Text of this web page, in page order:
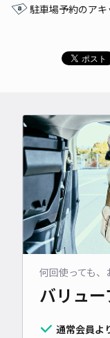
駐車場予約のアキ
何回使っても、
バリュ
通常会員よ